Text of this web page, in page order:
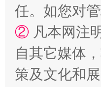
国家大学科技园优
任。如您对
② 凡本网注
自其它媒体
策及文化和